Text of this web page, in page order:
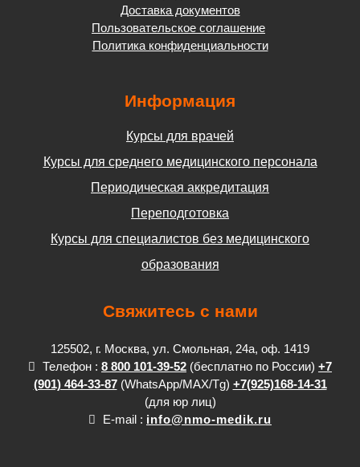
Доставка документов
Пользовательское соглашение
Политика конфиденциальности
Информация
Курсы для врачей
Курсы для среднего медицинского персонала
Периодическая аккредитация
Переподготовка
Курсы для специалистов без медицинского
образования
Свяжитесь с нами
125502, г. Москва, ул. Смольная, 24а, оф. 1419
Телефон : 8 800 101-39-52 (бесплатно по России) +7
(901) 464-33-87(WhatsApp/MAX/Tg) +7(925)168-14-31
(для юр лиц)
E-mail : info@nmo-medik.ru